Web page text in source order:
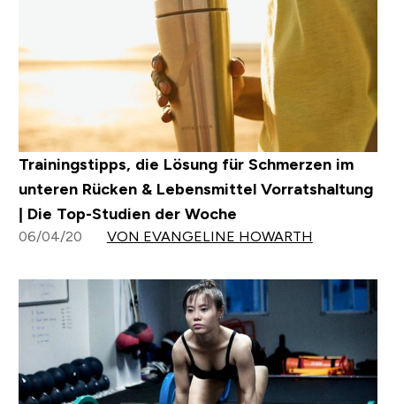
Trainingstipps, die Lösung für Schmerzen im
unteren Rücken & Lebensmittel Vorratshaltung
| Die Top-Studien der Woche
06/04/20 VON EVANGELINE HOWARTH